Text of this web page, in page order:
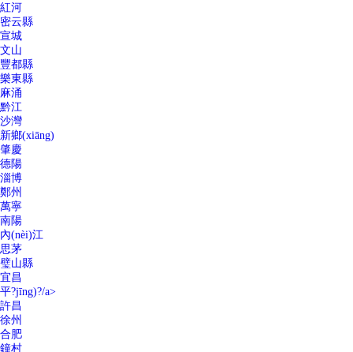
紅河
密云縣
宣城
文山
豐都縣
樂東縣
麻涌
黔江
沙灣
新鄉(xiāng)
肇慶
德陽
淄博
鄭州
萬寧
南陽
內(nèi)江
思茅
璧山縣
宜昌
平?jīng)?/a>
許昌
徐州
合肥
鐘村